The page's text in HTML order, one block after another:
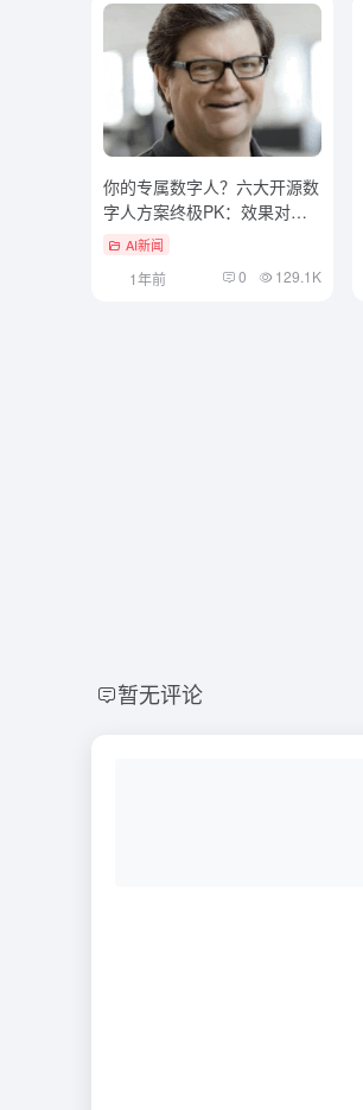
你的专属数字人？六大开源数
字人方案终极PK：效果对比
一目了然！
AI新闻
1年前 0 129.1K
暂无评论